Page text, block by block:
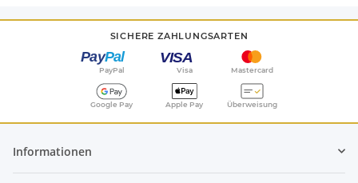
SICHERE ZAHLUNGSARTEN
PayPal Visa Mastercard
Google Pay Apple Pay Überweisung
Informationen